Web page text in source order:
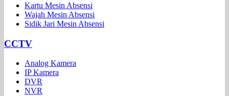
Kartu Mesin Absensi
Wajah Mesin Absensi
Sidik Jari Mesin Absensi
CCTV
Analog Kamera
IP Kamera
DVR
NVR